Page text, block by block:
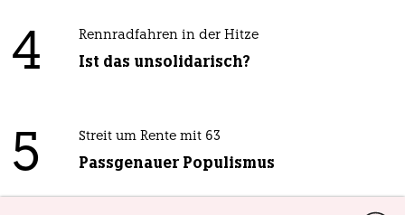
4 Rennradfahren in der Hitze
Ist das unsolidarisch?
5 Streit um Rente mit 63
Passgenauer Populismus